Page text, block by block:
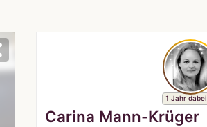
1 Jahr dabei
Carina Mann-Krüger